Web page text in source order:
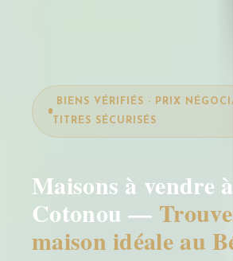
BIENS VÉRIFIÉS · PRIX
TITRES SÉCURISÉS
Maisons à vendre à
Cotonou —
maison idéale au